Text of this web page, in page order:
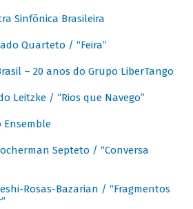
Sinfônica Brasileira
Quarteto / “Feira”
– 20 anos do Grupo LiberTango
Leitzke / “Rios que Navego”
Ensemble
Septeto / “Conversa
Rosas-Bazarian / “Fragmentos